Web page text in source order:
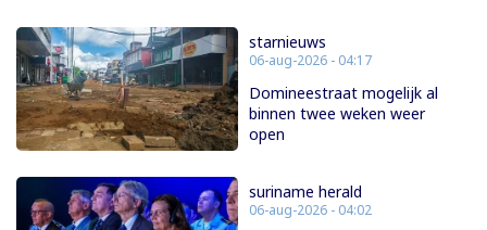
starnieuws
06-aug-2026 - 04:17
Domineestraat mogelijk al
binnen twee weken weer
open
suriname herald
06-aug-2026 - 04:02